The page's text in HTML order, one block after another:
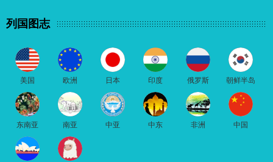
列国图志
美国 欧洲 日本 印度 俄罗斯 朝鲜半岛
东南亚 南亚 中亚 中东 非洲 中国